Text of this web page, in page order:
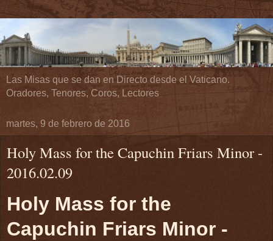
Las Misas que se dan en Directo desde el Vaticano.
Oradores, Tenores, Coros, Lectores
martes, 9 de febrero de 2016
Holy Mass for the Capuchin Friars Minor -
2016.02.09
Holy Mass for the
Capuchin Friars Minor -